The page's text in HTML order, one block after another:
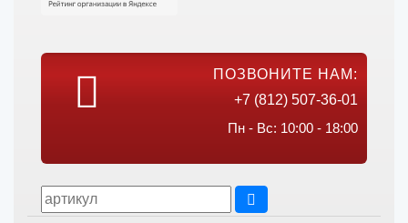
ПОЗВОНИТЕ НАМ:
+7 (812) 507-36-01
Пн - Вс: 10:00 - 18:00